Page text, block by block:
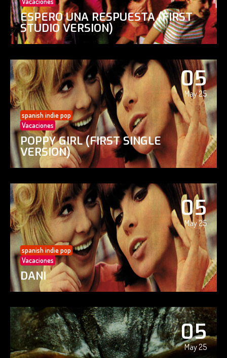
ESPERO UNA RESPUESTA (FIRST
STUDIO VERSION)
05
May 25
spanish indie pop
Vacaciones
POPPY GIRL (FIRST SINGLE
VERSION)
05
May 25
spanish indie pop
Vacaciones
DANI
05
May 25